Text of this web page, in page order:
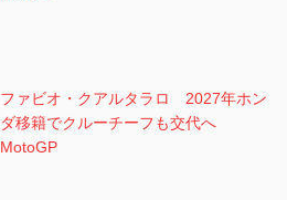
ファビオ・クアルタラロ 2027年ホン
ダ移籍でクルーチーフも交代へ
MotoGP